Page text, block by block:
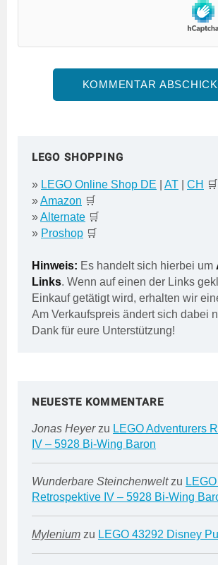
LEGO SHOPPING
» LEGO Online Shop DE AT CH 🛒
»Amazon 🛒
»Alternate 🛒
» Proshop 🛒
Hinweis: Es handelt sich hierbei um
Links. Wenn auf einen der Links
Einkauf getätigt wird, erhalten wir
Am Verkaufspreis ändert sich dabei
Dank für eure Unterstützung!
NEUESTE KOMMENTARE
Jonas Heyerzu LEGO Adventurers
IV – 5928 Bi-Wing Baron
Wunderbare Steinchenweltzu
Retrospektive IV – 5928 Bi-Wing
Mylenium zu LEGO 43292 Disney